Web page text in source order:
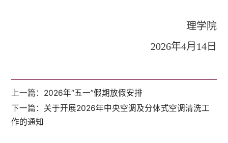
理学院
2026年4月 14日
上一篇： 2026年“五一”假期放假安排
下一篇： 关于开展2026年中央空调及分体式空调清洗工
作的通知